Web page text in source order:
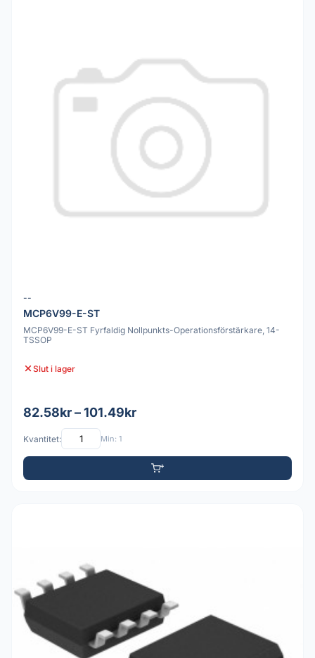
--
MCP6V99-E-ST
MCP6V99-E-ST Fyrfaldig Nollpunkts-Operationsförstärkare, 14-
TSSOP
Slut i lager
82.58kr – 101.49kr
Kvantitet: Min: 1